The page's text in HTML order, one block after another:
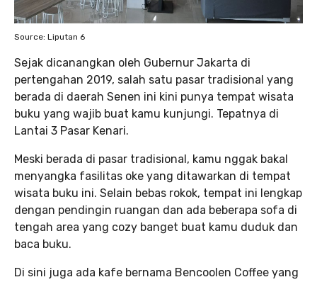
Source: Liputan 6
Sejak dicanangkan oleh Gubernur Jakarta di
pertengahan 2019, salah satu pasar tradisional yang
berada di daerah Senen ini kini punya tempat wisata
buku yang wajib buat kamu kunjungi. Tepatnya di
Lantai 3 Pasar Kenari.
Meski berada di pasar tradisional, kamu nggak bakal
menyangka fasilitas oke yang ditawarkan di tempat
wisata buku ini. Selain bebas rokok, tempat ini lengkap
dengan pendingin ruangan dan ada beberapa sofa di
tengah area yang cozy banget buat kamu duduk dan
baca buku.
Di sini juga ada kafe bernama Bencoolen Coffee yang